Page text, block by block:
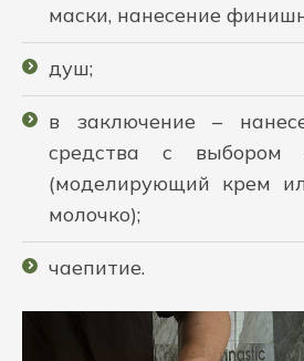
маски, нанесение
душ;
в заключение –
средства с
(моделирующий крем
молочко);
чаепитие.